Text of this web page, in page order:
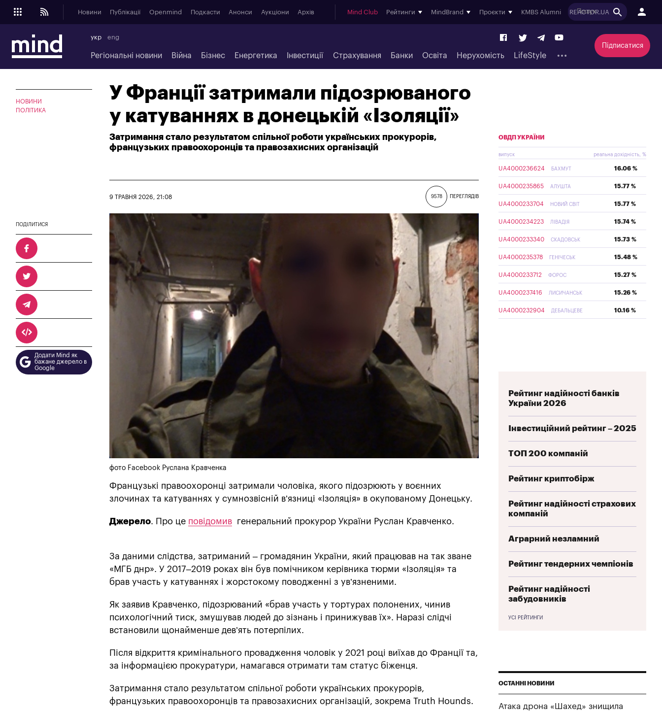
Новини Публікації Openmind Подкасти Анонси Аукціони Архів Mind Club Рейтинги MindBrand Проєкти KMBS Alumni REACTOR.UA
укр eng
Регіональні новини Війна Бізнес Енергетика Інвестиції Страхування Банки Освіта Нерухомість LifeStyle
Підписатися
НОВИНИ
ПОЛІТИКА
У Франції затримали підозрюваного
у катуваннях в донецькій «Ізоляції»
Затримання стало результатом спільної роботи українських прокурорів,
французьких правоохоронців та правозахисних організацій
9578 ПЕРЕГЛЯДІВ
9 ТРАВНЯ 2026, 21:08
ПОДІЛИТИСЯ
Додати Mind як
бажане джерело в
Google
фото Facebook Руслана Кравченка
Французькі правоохоронці затримали чоловіка, якого підозрюють у воєнних
злочинах та катуваннях у сумнозвісній в’язниці «Ізоляція» в окупованому Донецьку.
Джерело. Про це повідомив генеральний прокурор України Руслан Кравченко.
За даними слідства, затриманий – громадянин України, який працював на так зване
«МГБ днр». У 2017–2019 роках він був помічником керівника тюрми «Ізоляція» та
брав участь у катуваннях і жорстокому поводженні з ув’язненими.
Як заявив Кравченко, підозрюваний «брав участь у тортурах полонених, чинив
психологічний тиск, змушував людей до зізнань і принижував їх». Наразі слідчі
встановили щонайменше дев’ять потерпілих.
Після відкриття кримінального провадження чоловік у 2021 році виїхав до Франції та,
за інформацією прокуратури, намагався отримати там статус біженця.
Затримання стало результатом спільної роботи українських прокурорів,
французьких правоохоронців та правозахисних організацій, зокрема Truth Hounds.
ОВДП УКРАЇНИ
випуск реальна дохідність, %
UA4000236624 БАХМУТ 16.06 %
UA4000235865 АЛУШТА 15.77 %
UA4000233704 НОВИЙ СВІТ 15.77 %
UA4000234223 ЛІВАДІЯ 15.74 %
UA4000233340 СКАДОВСЬК 15.73 %
UA4000235378 ГЕНІЧЕСЬК 15.48 %
UA4000233712 ФОРОС 15.27 %
UA4000237416 ЛИСИЧАНСЬК 15.26 %
UA4000232904 ДЕБАЛЬЦЕВЕ 10.16 %
Рейтинг надійності банків
України 2026
Інвестиційний рейтинг – 2025
ТОП 200 компаній
Рейтинг криптобірж
Рейтинг надійності страхових
компаній
Аграрний незламний
Рейтинг тендерних чемпіонів
Рейтинг надійності
забудовників
УСІ РЕЙТИНГИ
ОСТАННІ НОВИНИ
Атака дрона «Шахед» знищила